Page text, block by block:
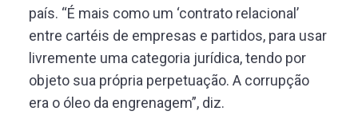
país. “É mais como um ‘contrato relacional’
entre cartéis de empresas e partidos, para usar
livremente uma categoria jurídica, tendo por
objeto sua própria perpetuação. A corrupção
era o óleo da engrenagem”, diz.